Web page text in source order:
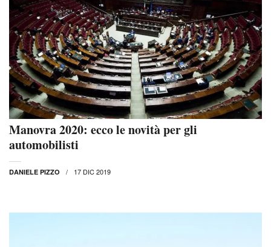
Manovra 2020: ecco le novità per gli
automobilisti
DANIELE PIZZO 17 DIC 2019